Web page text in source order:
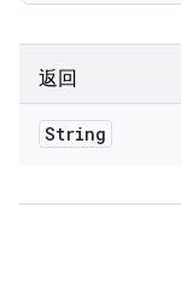
返回
String